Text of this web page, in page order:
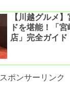
【川越グルメ
ドを堪能！「
店」完全ガイド
スポンサーリンク